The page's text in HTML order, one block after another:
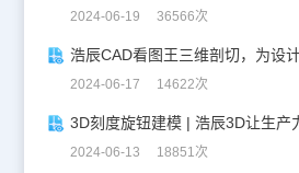
2024-06-19 36566次
2024-06-17 14622次
3D刻度旋钮建模 | 浩辰3D让生产
2024-06-13 18851次